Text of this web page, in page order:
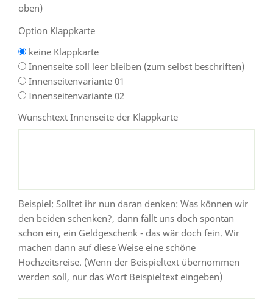
oben)
Option Klappkarte
keine Klappkarte
Innenseite soll leer bleiben (zum selbst beschriften)
Innenseitenvariante 01
Innenseitenvariante 02
Wunschtext Innenseite der Klappkarte
Beispiel: Solltet ihr nun daran denken: Was können wir
den beiden schenken?, dann fällt uns doch spontan
schon ein, ein Geldgeschenk - das wär doch fein. Wir
machen dann auf diese Weise eine schöne
Hochzeitsreise. (Wenn der Beispieltext übernommen
werden soll, nur das Wort Beispieltext eingeben)